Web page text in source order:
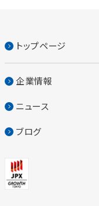
トップページ
企業情報
ニュース
ブログ